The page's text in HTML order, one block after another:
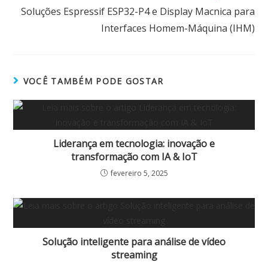
Soluções Espressif ESP32-P4 e Display Macnica para
Interfaces Homem-Máquina (IHM)
VOCÊ TAMBÉM PODE GOSTAR
Liderança em tecnologia: inovação e
transformação com IA & IoT
fevereiro 5, 2025
Solução inteligente para análise de vídeo
streaming